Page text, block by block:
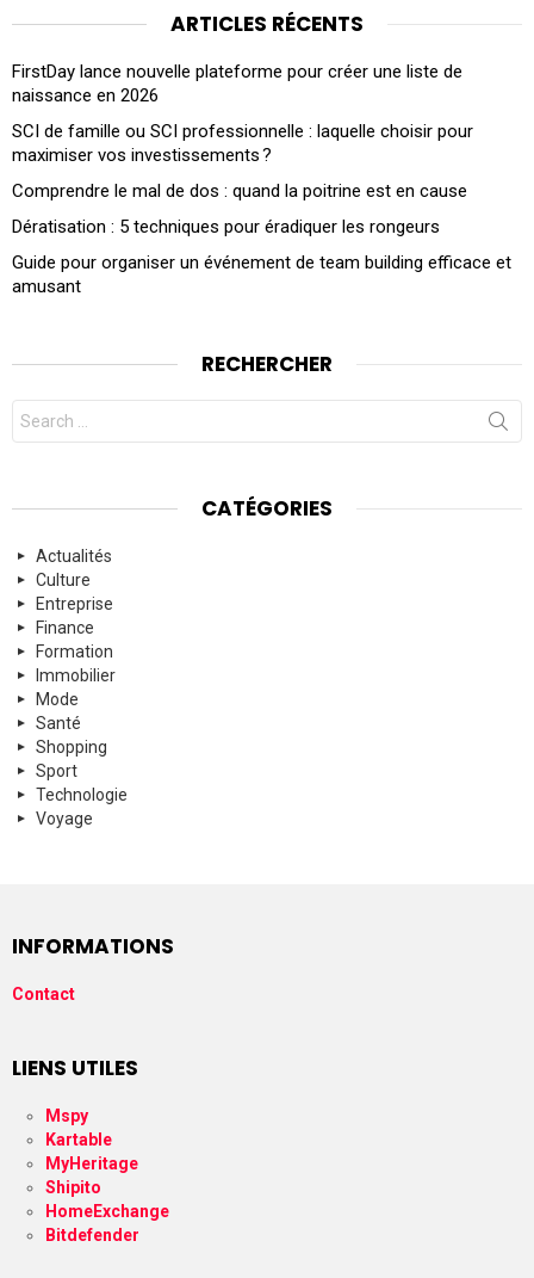
ARTICLES RÉCENTS
FirstDay lance nouvelle plateforme pour créer une liste de
naissance en 2026
SCI de famille ou SCI professionnelle : laquelle choisir pour
maximiser vos investissements ?
Comprendre le mal de dos : quand la poitrine est en cause
Dératisation : 5 techniques pour éradiquer les rongeurs
Guide pour organiser un événement de team building efficace et
amusant
RECHERCHER
Search
for:
CATÉGORIES
Actualités
Culture
Entreprise
Finance
Formation
Immobilier
Mode
Santé
Shopping
Sport
Technologie
Voyage
INFORMATIONS
Contact
LIENS UTILES
Mspy
Kartable
MyHeritage
Shipito
HomeExchange
Bitdefender